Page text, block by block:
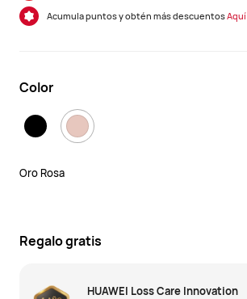
Acumula puntos y obtén más descuentosAquí
Color
Oro Rosa
Regalo gratis
HUAWEI Loss Care Innovation